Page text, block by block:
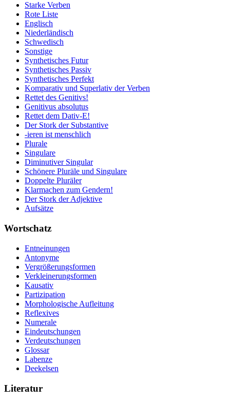
Starke Verben
Rote Liste
Englisch
Niederländisch
Schwedisch
Sonstige
Synthetisches Futur
Synthetisches Passiv
Synthetisches Perfekt
Komparativ und Superlativ der Verben
Rettet des Genitivs!
Genitivus absolutus
Rettet dem Dativ-E!
Der Stork der Substantive
-ieren ist menschlich
Plurale
Singulare
Diminutiver Singular
Schönere Pluräle und Singulare
Doppelte Pluräler
Klarmachen zum Gendern!
Der Stork der Adjektive
Aufsätze
Wortschatz
Entneinungen
Antonyme
Vergrößerungsformen
Verkleinerungsformen
Kausativ
Partizipation
Morphologische Aufleitung
Reflexives
Numerale
Eindeutschungen
Verdeutschungen
Glossar
Labenze
Deekelsen
Literatur